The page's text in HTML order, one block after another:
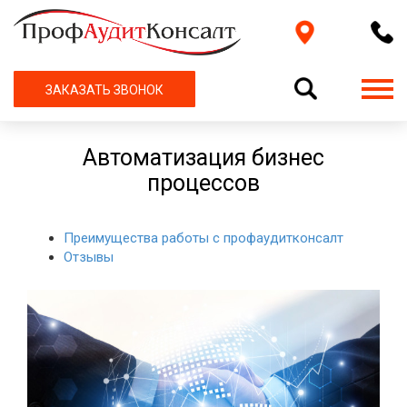
ЗАКАЗАТЬ ЗВОНОК
Автоматизация бизнес
процессов
Преимущества работы с профаудитконсалт
Отзывы